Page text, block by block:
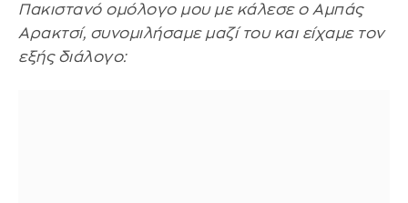
Πακιστανό ομόλογο μου με κάλεσε ο Αμπάς
Αρακτσί, συνομιλήσαμε μαζί του και είχαμε τον
εξής διάλογο: